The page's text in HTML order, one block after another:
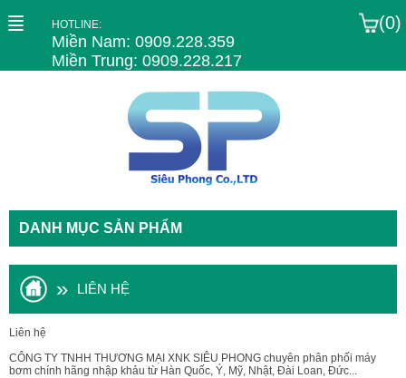
HOTLINE:
Miền Nam: 0909.228.359
Miền Trung: 0909.228.217
(0)
DANH MỤC SẢN PHẨM
» LIÊN HỆ
Liên hệ
CÔNG TY TNHH THƯƠNG MẠI XNK SIÊU PHONG chuyên phân phối máy
bơm chính hãng nhập khảu từ Hàn Quốc, Ý, Mỹ, Nhật, Đài Loan, Đức...